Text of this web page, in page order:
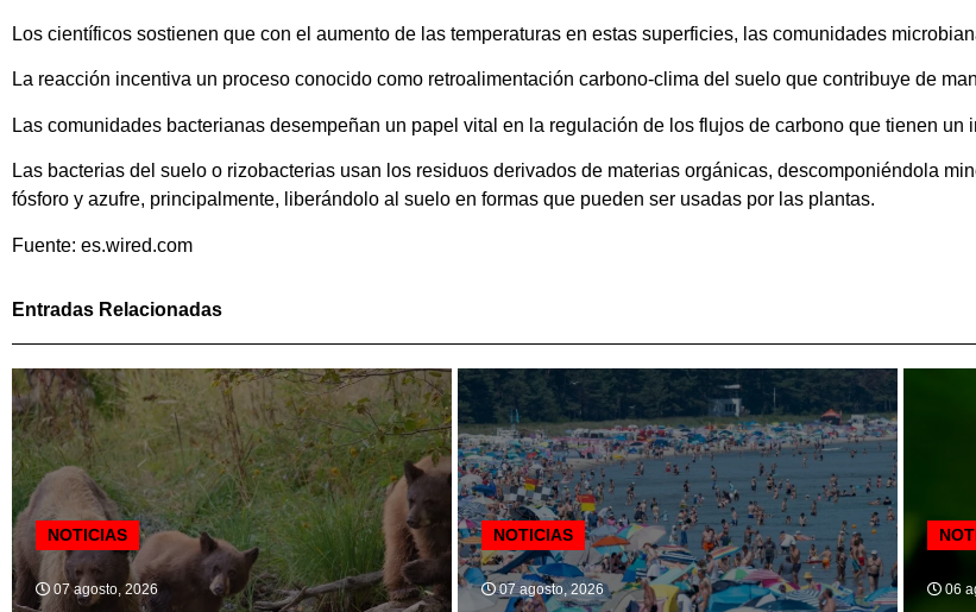
Los científicos sostienen que con el aumento de las temperaturas en estas superficies, las comunidades
La reacción incentiva un proceso conocido como retroalimentación carbono-clima del suelo que contribuye de
Las comunidades bacterianas desempeñan un papel vital en la regulación de los flujos de carbono que tienen
Las bacterias del suelo o rizobacterias usan los residuos derivados de materias orgánicas, descomponiéndola
fósforo y azufre, principalmente, liberándolo al suelo en formas que pueden ser usadas por las plantas.
Fuente: es.wired.com
Entradas Relacionadas
NOTICIAS
07 agosto, 2026
NOTICIAS
07 agosto, 2026 06